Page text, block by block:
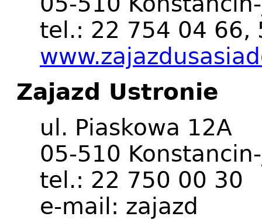
tel.: 22 754 04 66,
Zajazd Ustronie
ul. Piaskowa 12A
05-510
tel.: 22 750 00 30
e-mail: zajazd